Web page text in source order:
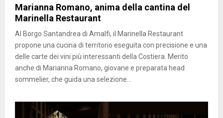
Marianna Romano, anima della cantina del
Marinella Restaurant
Al Borgo Santandrea di Amalfi, il Marinella Restaurant
propone una cucina di territorio eseguita con precisione e una
delle carte dei vini più interessanti della Costiera. Merito
anche di Marianna Romano, giovane e preparata head
sommelier, che guida una selezione...